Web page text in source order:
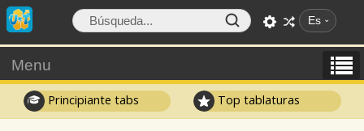
Es
Menu
Principiante tabs Top tablaturas